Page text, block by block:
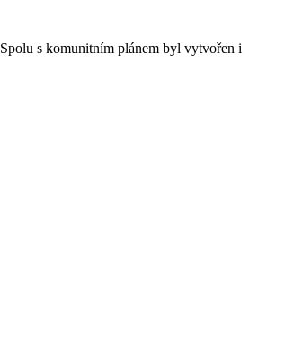
s komunitním plánem byl vytvořen i